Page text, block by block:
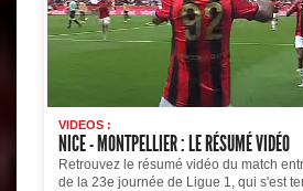
VIDEOS :
NICE - MONTPELLIER : LE RÉSUMÉ VIDÉO
Retrouvez le résumé vidéo du match
de la 23e journée de Ligue 1, qui s'est